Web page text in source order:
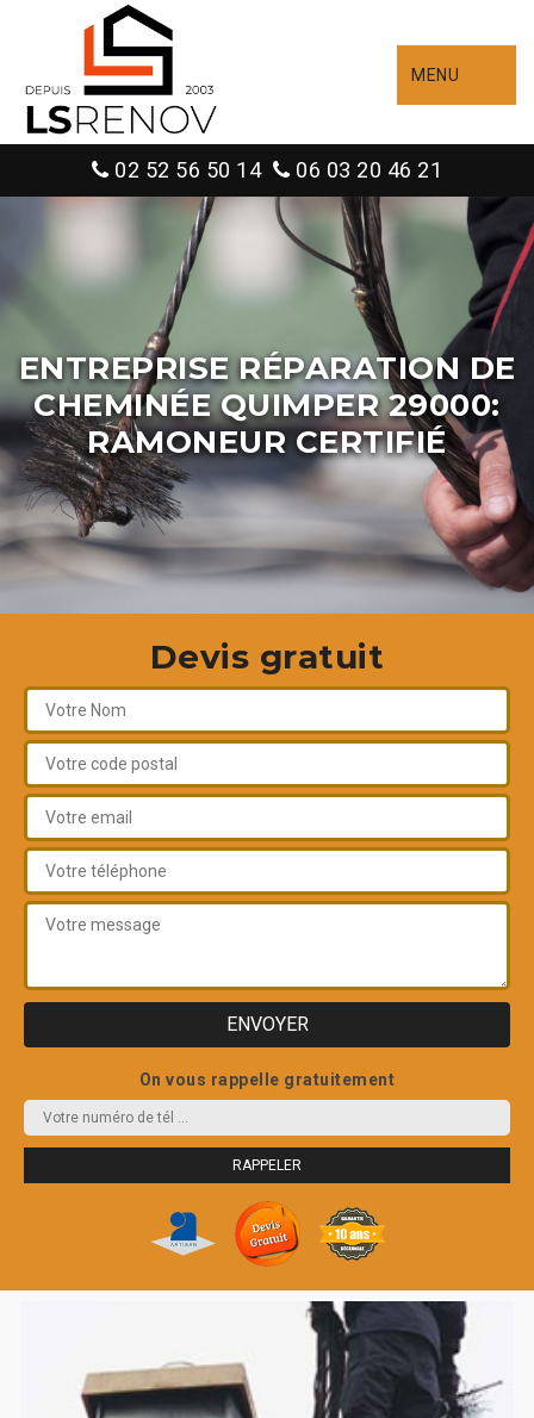
MENU
02 52 56 50 14 06 03 20 46 21
ENTREPRISE RÉPARATION DE
CHEMINÉE QUIMPER 29000:
RAMONEUR CERTIFIÉ
Devis gratuit
On vous rappelle gratuitement